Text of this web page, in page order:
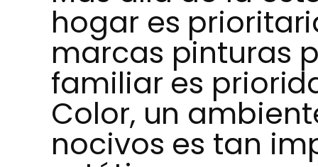
hogar es
marcas pinturas
familiar es
Color, un
nocivos es tan